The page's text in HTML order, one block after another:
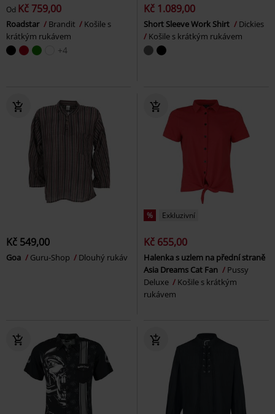
Od Kč 759,00
Roadstar Brandit
Košile s
krátkým rukávem
+4
Kč 1.089,00
Short Sleeve Work Shirt
Dickies
Košile s krátkým rukávem
Kč 549,00
Goa Guru-Shop Dlouhý rukáv
% Exkluzivní
Kč 655,00
Halenka s uzlem na přední straně
Asia Dreams Cat Fan
Pussy
Deluxe
Košile s krátkým
rukávem